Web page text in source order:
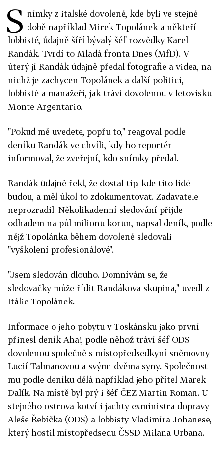
S nímky z italské dovolené, kde byli ve stejné
době například Mirek Topolánek a někteří
lobbisté, údajně šíří bývalý šéf rozvědky Karel
Randák. Tvrdí to Mladá fronta Dnes (MfD). V
úterý jí Randák údajně předal fotografie a videa, na
nichž je zachycen Topolánek a další politici,
lobbisté a manažeři, jak tráví dovolenou v letovisku
Monte Argentario.
"Pokud mě uvedete, popřu to," reagoval podle
deníku Randák ve chvíli, kdy ho reportér
informoval, že zveřejní, kdo snímky předal.
Randák údajně řekl, že dostal tip, kde tito lidé
budou, a měl úkol to zdokumentovat. Zadavatele
neprozradil. Několikadenní sledování přijde
odhadem na půl milionu korun, napsal deník, podle
nějž Topolánka během dovolené sledovali
"vyškolení profesionálové".
"Jsem sledován dlouho. Domnívám se, že
sledovačky může řídit Randákova skupina," uvedl z
Itálie Topolánek.
Informace o jeho pobytu v Toskánsku jako první
přinesl deník Aha!, podle něhož tráví šéf ODS
dovolenou společně s místopředsedkyní sněmovny
Lucií Talmanovou a svými dvěma syny. Společnost
mu podle deníku dělá například jeho přítel Marek
Dalík. Na místě byl prý i šéf ČEZ Martin Roman. U
stejného ostrova kotví i jachty exministra dopravy
Aleše Řebíčka (ODS) a lobbisty Vladimíra Johanese,
který hostil místopředsedu ČSSD Milana Urbana.